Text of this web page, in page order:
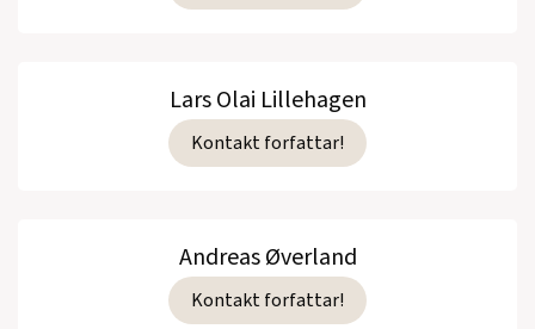
Lars Olai Lillehagen
Kontakt forfattar!
Andreas Øverland
Kontakt forfattar!